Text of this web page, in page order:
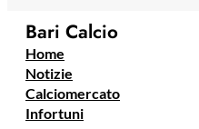
Bari Calcio
Home
Notizie
Calciomercato
Infortuni